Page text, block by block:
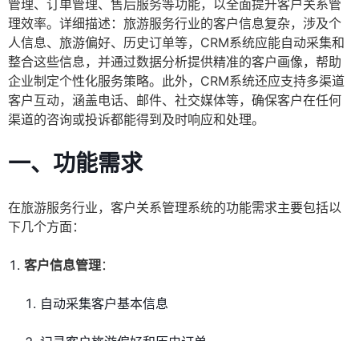
管理、订单管理、售后服务等功能，以全面提升客户关系管
理效率。详细描述：旅游服务行业的客户信息复杂，涉及个
人信息、旅游偏好、历史订单等，CRM系统应能自动采集和
整合这些信息，并通过数据分析提供精准的客户画像，帮助
企业制定个性化服务策略。此外，CRM系统还应支持多渠道
客户互动，涵盖电话、邮件、社交媒体等，确保客户在任何
渠道的咨询或投诉都能得到及时响应和处理。
一、 功能需求
在旅游服务行业，客户关系管理系统的功能需求主要包括以
下几个方面：
客户信息管理：
自动采集客户基本信息